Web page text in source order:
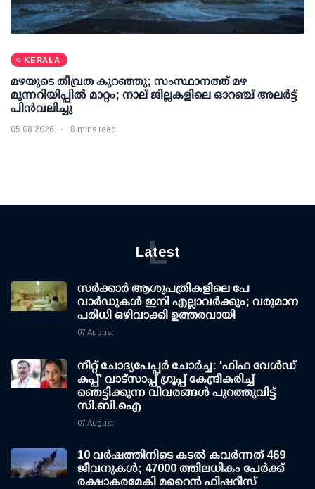
KERALA
മഴയുടെ തീവ്രത കുറഞ്ഞു; സംസ്ഥാനത്ത് മഴ
മുന്നറിയിപ്പിൽ മാറ്റം; നാല് ജില്ലകളിലെ ഓറഞ്ച് അലർട്ട്
പിൻവലിച്ചു
05 08 2026 8 mins read
Latest
L
സര്‍ക്കാര്‍ ആശുപത്രികളിലെ പേ
വാര്‍ഡുകള്‍ ഇനി എല്ലാവര്‍ക്കും; വരുമാന
പരിധി ഒഴിവാക്കി ഉത്തരവായി
07 August
നീറ്റ് ചോദ്യപേപ്പര്‍ ചോര്‍ച്ച: 'ഫിഫ വേള്‍ഡ്
കപ്പ്' വാട്സാപ്പ് ഗ്രൂപ്പ് കേന്ദ്രീകരിച്ച്
ഞെട്ടിക്കുന്ന വിവരങ്ങള്‍ പുറത്തുവിട്ട്
സി.ബി.ഐ
07 August
10 വര്‍ഷത്തിനിടെ കടല്‍ കവര്‍ന്നത് 469
ജീവനുകള്‍; 47000 ത്തിലധികം പേര്‍ക്ക്
രക്ഷാകരമേകി മറൈന്‍ ഫിഷറീസ്